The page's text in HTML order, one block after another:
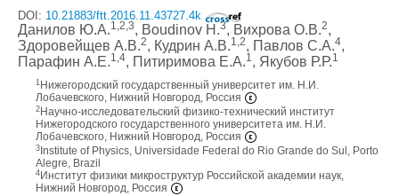
DOI: 10.21883/ftt.2016.11.43727.4k
Данилов Ю.А.1,2,3, Boudinov H.3, Вихрова О.В.2,
Здоровейщев А.В.2, Кудрин А.В.1,2, Павлов С.А.4,
Парафин А.Е.1,4, Питиримова Е.А.1, Якубов Р.Р.1
1 Нижегородский государственный университет им. Н.И.
Лобачевского, Нижний Новгород, Россия
2 Научно-исследовательский физико-технический институт
Нижегородского государственного университета им. Н.И.
Лобачевского, Нижний Новгород, Россия
3 Institute of Physics, Universidade Federal do Rio Grande do Sul, Porto
Alegre, Brazil
4 Институт физики микроструктур Российской академии наук,
Нижний Новгород, Россия